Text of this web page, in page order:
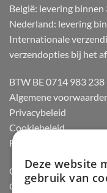
België: levering binnen
Nederland: levering
Internationale
verzendopties bij het
BTW BE 0714 983 238
Algemene
Privacybeleid
Cookiebeleid
Retourneren
Officiële dealer van
Officiële advisor en
Deze website
gebruik van